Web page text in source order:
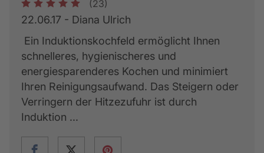
1 2 3 4 5 (23)
22.06.17 - Diana Ulrich
Ein Induktionskochfeld ermöglicht Ihnen
schnelleres, hygienischeres und
energiesparenderes Kochen und minimiert
Ihren Reinigungsaufwand. Das Steigern oder
Verringern der Hitzezufuhr ist durch
Induktion ...